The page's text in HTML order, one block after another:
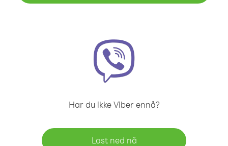
Har du ikke Viber ennå?
Last ned nå